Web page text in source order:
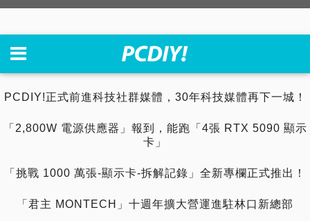
PCDIY!正式前進科技社群媒體，30年科技媒體再下一城！
「2,800W 電源供應器」報到，能跑「4張 RTX 5090 顯示
卡」
「挑戰 1000 萬張-顯示卡-拆解記錄」全新專欄正式推出！
「君主 MONTECH」十週年擴大營運進駐林口新總部